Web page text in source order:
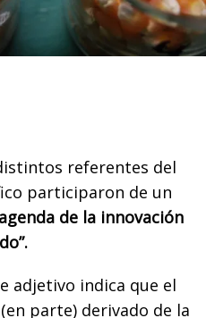
referentes del
participaron de un
de la innovación
adjetivo indica que el
parte) derivado de la